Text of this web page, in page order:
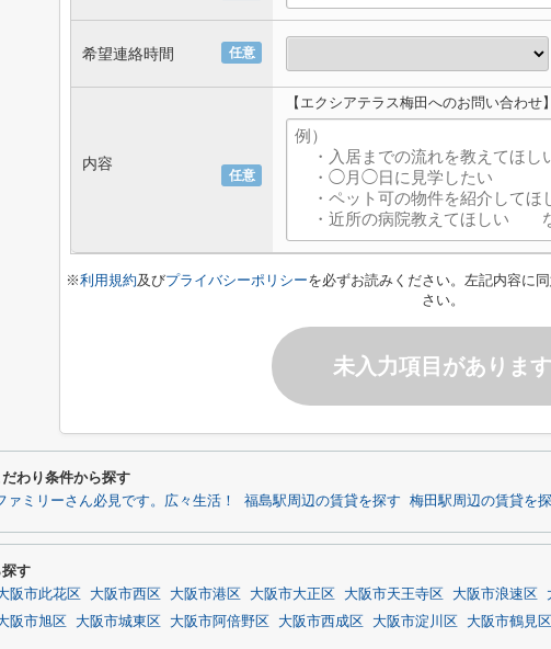
任意
希望連絡時間
任意
内容
【エクシアテラス梅田へのお問い合わせ
※利用規約及びプライバシーポリシーを必ずお読みください。左記内容に
さい。
未入力項目があります
わり条件から探す
ミリーさん必見です。広々生活！ 福島駅周辺の賃貸を探す 梅田駅周辺の賃貸を
す
阪市此花区 大阪市西区 大阪市港区 大阪市大正区 大阪市天王寺区 大阪市浪速区
阪市旭区 大阪市城東区 大阪市阿倍野区 大阪市西成区 大阪市淀川区
大阪市鶴見区